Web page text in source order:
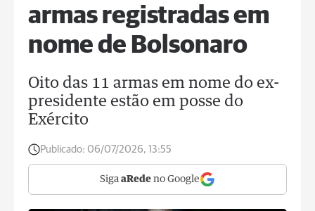
armas registradas em
nome de Bolsonaro
Oito das 11 armas em nome do ex-
presidente estão em posse do
Exército
Publicado: 06/07/2026, 13:55
Siga aRede no Google